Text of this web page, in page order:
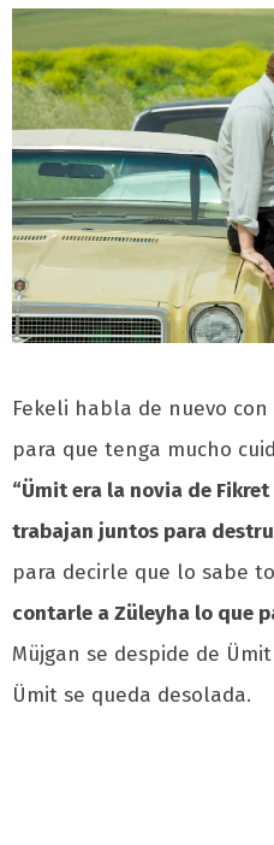
Fekeli habla de nuevo
para que tenga mucho
“Ümit era la novia de
trabajan juntos para
para decirle que lo sabe
contarle a Züleyha lo que
Müjgan se despide de
Ümit se queda desolada.